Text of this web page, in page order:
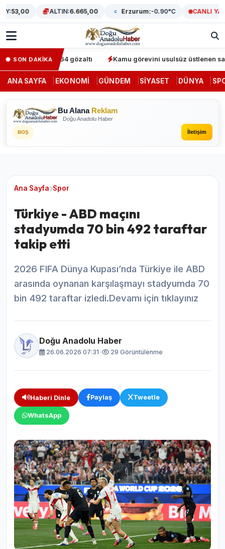
53,00 ALTIN:6.665,00 Erzurum:-0.90°C CANLI YAYIN
SON DAKİKA64 gözaltı Kamu görevini usulsüz üstlenen sahte
ANA SAYFA EKONOMI GÜNDEM SIYASET DÜNYA
Bu Alana Reklam
Doğu Anadolu Haber
BOŞ İletişim
Ana Sayfa Spor
Türkiye - ABD maçını
stadyumda 70 bin 492 taraftar
takip etti
2026 FIFA Dünya Kupası’nda Türkiye ile ABD
arasında oynanan karşılaşmayı stadyumda 70
bin 492 taraftar izledi.Devamı için tıklayınız
Doğu Anadolu Haber
26.06.2026 07:31• 29 Görüntülenme
Haberi Dinle Paylaş Tweetle
WhatsApp